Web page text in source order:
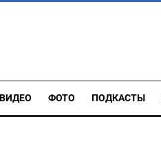
ВИДЕО ФОТО ПОДКАСТЫ